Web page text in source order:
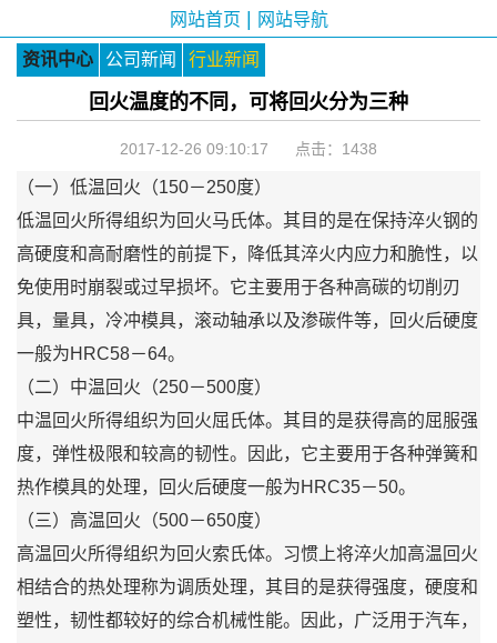
网站首页 网站导航
资讯中心 公司新闻 行业新闻
回火温度的不同，可将回火分为三种
2017-12-26 09:10:17 点击： 1438
（一）低温回火（150－250度）
低温回火所得组织为回火马氏体。其目的是在保持淬火钢的
高硬度和高耐磨性的前提下，降低其淬火内应力和脆性，以
免使用时崩裂或过早损坏。它主要用于各种高碳的切削刃
具，量具，冷冲模具，滚动轴承以及渗碳件等，回火后硬度
一般为HRC58－64。
（二）中温回火（250－500度）
中温回火所得组织为回火屈氏体。其目的是获得高的屈服强
度，弹性极限和较高的韧性。因此，它主要用于各种弹簧和
热作模具的处理，回火后硬度一般为HRC35－50。
（三）高温回火（500－650度）
高温回火所得组织为回火索氏体。习惯上将淬火加高温回火
相结合的热处理称为调质处理，其目的是获得强度，硬度和
塑性，韧性都较好的综合机械性能。因此，广泛用于汽车，